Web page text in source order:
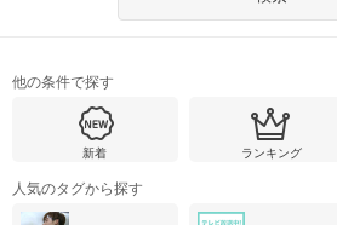
他の条件で探す
新着 ランキング
人気のタグから探す